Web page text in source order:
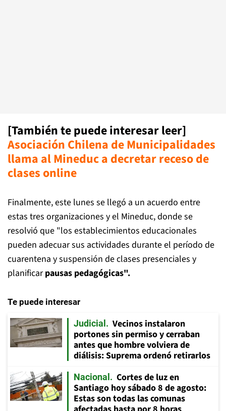
[También te puede interesar leer]
Asociación Chilena de Municipalidades
llama al Mineduc a decretar receso de
clases online
Finalmente, este lunes se llegó a un acuerdo entre
estas tres organizaciones y el Mineduc, donde se
resolvió que "los establecimientos educacionales
pueden adecuar sus actividades durante el período de
cuarentena y suspensión de clases presenciales y
planificarpausas pedagógicas".
Te puede interesar
Judicial
Vecinos instalaron
portones sin permiso y cerraban
antes que hombre volviera de
diálisis: Suprema ordenó retirarlos
Nacional
Cortes de luz en
Santiago hoy sábado 8 de agosto:
Estas son todas las comunas